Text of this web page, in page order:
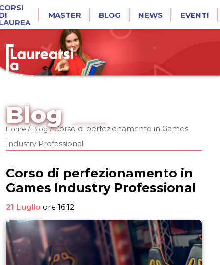
MASTER BLOG NEWS EVENTI
Blog
Home/Blog/Corso di perfezionamento in Games
Industry Professional
Corso di perfezionamento in
Games Industry Professional
21 Luglio ore 16:12